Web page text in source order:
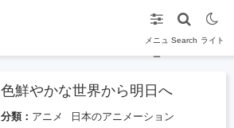
メニュ
ー
Search ライト
色鮮やかな世界から明日へ
分類： アニメ 日本のアニメーション